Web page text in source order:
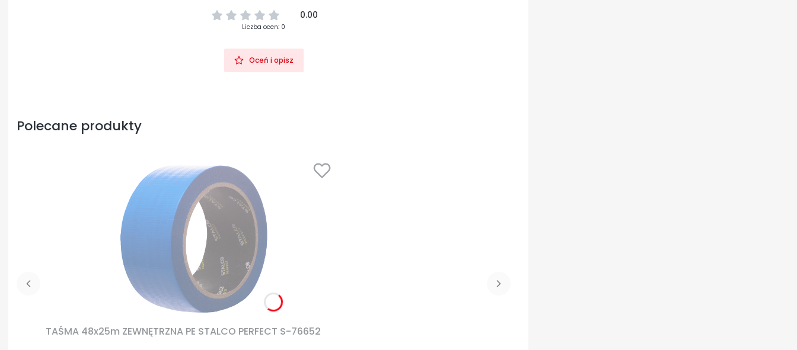
0.00
Liczba ocen: 0
Oceń i opisz
Polecane produkty
TAŚMA 48x25m ZEWNĘTRZNA PE STALCO PERFECT S-76652